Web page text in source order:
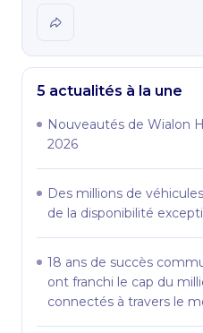
5 actualités à la une
Nouveautés de Wialon
2026
Des millions de
de la disponibilité
18 ans de succès
ont franchi le cap du
connectés à travers le